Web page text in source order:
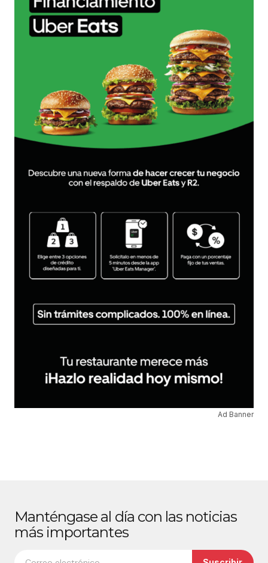
Ad Banner
Manténgase al día con las noticias
más importantes